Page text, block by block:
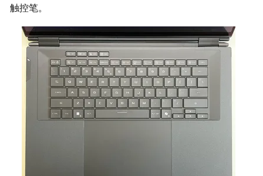
触控笔。